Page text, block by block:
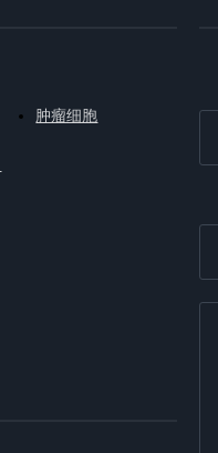
肿瘤细胞